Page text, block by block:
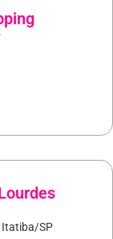
Itatiba/SP